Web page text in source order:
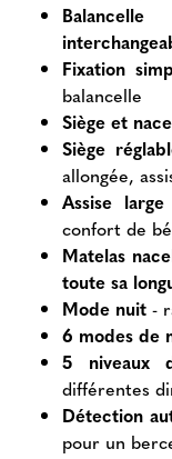
Fixation
balancelle
Siège et
Siège
allongée,
Assise
confort de
Matelas
toute sa
Mode nuit -
6 modes de
5 niveaux
différentes
Détection
pour un